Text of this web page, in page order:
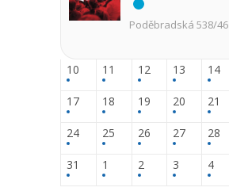
Poděbradská 538/46
10 11 12 13 14
17 18 19 20 21
24 25 26 27 28
31 1 2 3 4